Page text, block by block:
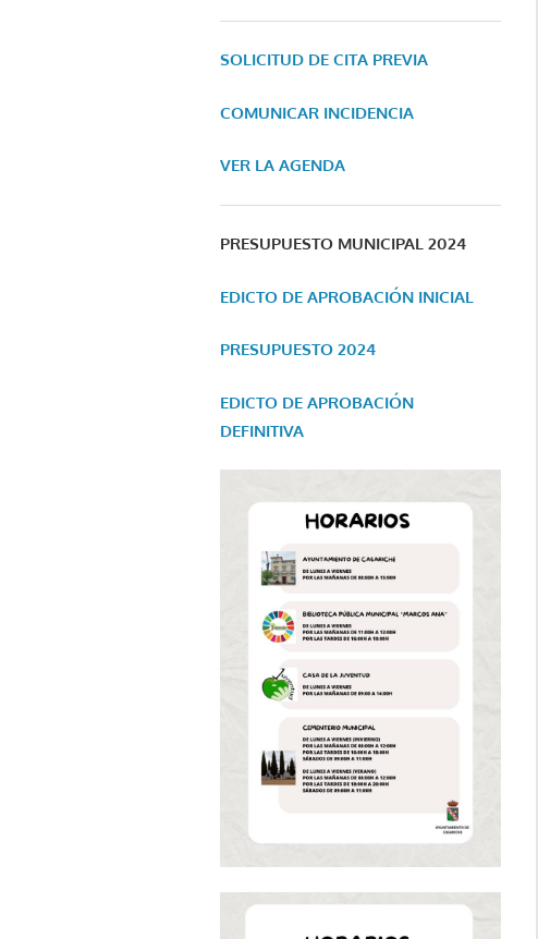
SOLICITUD DE CITA PREVIA
COMUNICAR INCIDENCIA
VER LA AGENDA
PRESUPUESTO MUNICIPAL 2024
EDICTO DE APROBACIÓN INICIAL
PRESUPUESTO 2024
EDICTO DE APROBACIÓN
DEFINITIVA